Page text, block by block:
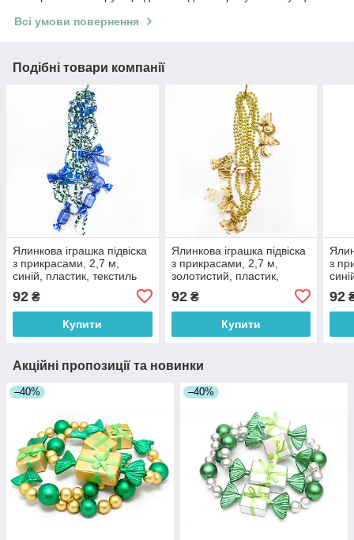
Всі умови повернення
Подібні товари компанії
Ялинкова іграшка підвіска
з прикрасами, 2,7 м,
синій, пластик, текстиль
92 ₴
Купити
Ялинкова іграшка підвіска
з прикрасами, 2,7 м,
золотистий, пластик,
92₴
Купити
з
92
Акційні пропозиції та новинки
–40% –40%